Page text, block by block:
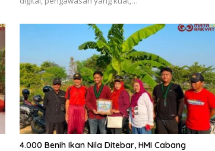
4.000 Benih Ikan Nila Ditebar, HMI Cabang